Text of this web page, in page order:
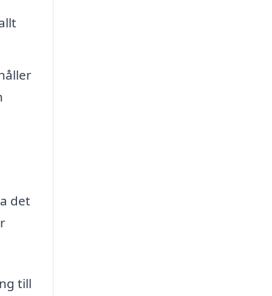
det
till